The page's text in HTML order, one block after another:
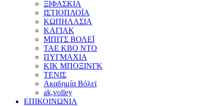
ΞΙΦΑΣΚΙΑ
ΙΣΤΙΟΠΛΟΪΑ
ΚΩΠΗΛΑΣΙΑ
ΚΑΓΙΑΚ
ΜΠΙΤΣ ΒΟΛΕΪ
ΤΑΕ ΚΒΟ ΝΤΟ
ΠΥΓΜΑΧΙΑ
ΚΙΚ ΜΠΟΞΙΝΓΚ
ΤΕΝΙΣ
Ακαδημία Βόλεϊ
ak,volley
ΕΠΙΚΟΙΝΩΝΙΑ